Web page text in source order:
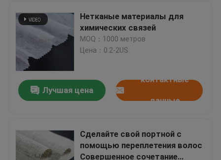
Нетканые материалы для
химических связей
MOQ：1000 метров
Цена：0.2-2US
Лучшая цена
контактные
данные
Сделайте свой портной с
помощью переплетения волос
Совершенное сочетание